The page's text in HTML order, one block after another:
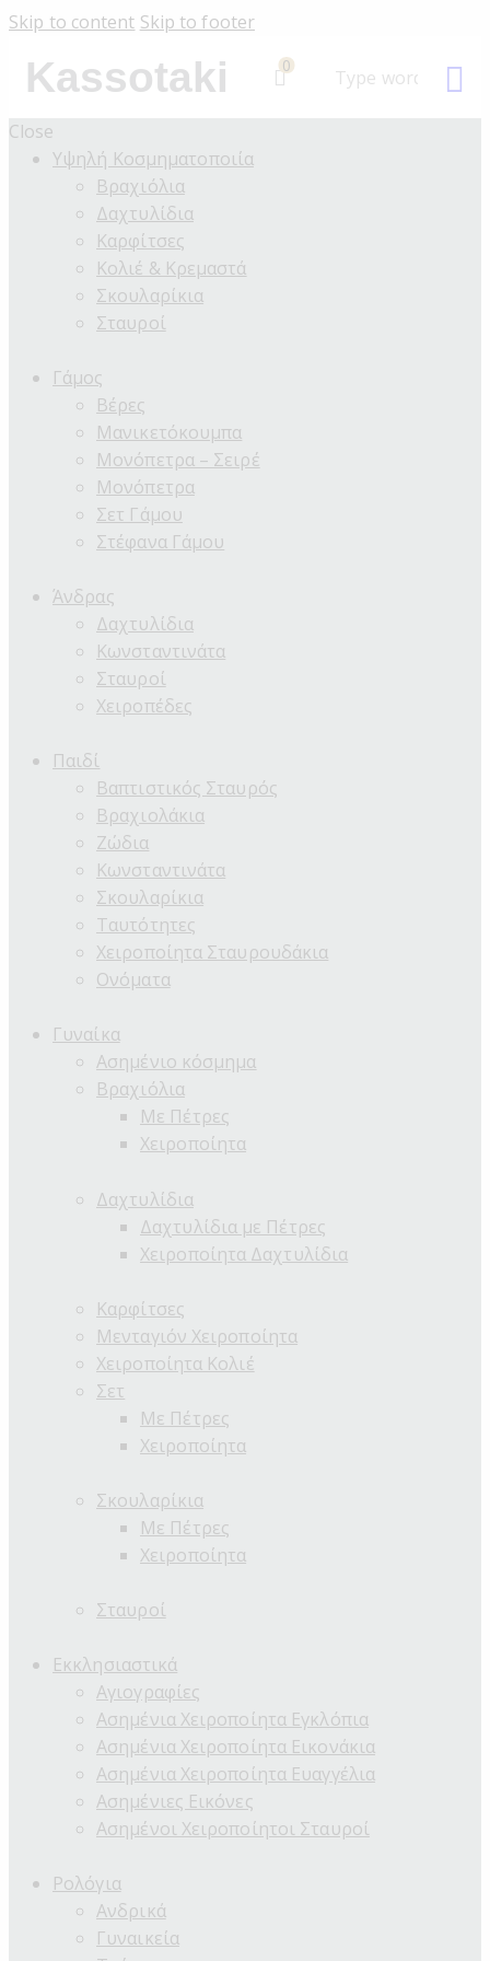
Skip to content Skip to footer
Kassotaki 0
Close
Υψηλή Κοσμηματοποιία
Βραχιόλια
Δαχτυλίδια
Καρφίτσες
Κολιέ & Κρεμαστά
Σκουλαρίκια
Σταυροί
Γάμος
Βέρες
Μανικετόκουμπα
Μονόπετρα – Σειρέ
Μονόπετρα
Σετ Γάμου
Στέφανα Γάμου
Άνδρας
Δαχτυλίδια
Κωνσταντινάτα
Σταυροί
Χειροπέδες
Παιδί
Βαπτιστικός Σταυρός
Βραχιολάκια
Ζώδια
Κωνσταντινάτα
Σκουλαρίκια
Ταυτότητες
Χειροποίητα Σταυρουδάκια
Ονόματα
Γυναίκα
Ασημένιο κόσμημα
Βραχιόλια
Με Πέτρες
Χειροποίητα
Δαχτυλίδια
Δαχτυλίδια με Πέτρες
Χειροποίητα Δαχτυλίδια
Καρφίτσες
Μενταγιόν Χειροποίητα
Χειροποίητα Κολιέ
Σετ
Με Πέτρες
Χειροποίητα
Σκουλαρίκια
Με Πέτρες
Χειροποίητα
Σταυροί
Εκκλησιαστικά
Αγιογραφίες
Ασημένια Χειροποίητα Εγκλόπια
Ασημένια Χειροποίητα Εικονάκια
Ασημένια Χειροποίητα Ευαγγέλια
Ασημένιες Εικόνες
Ασημένοι Χειροποίητοι Σταυροί
Ρολόγια
Ανδρικά
Γυναικεία